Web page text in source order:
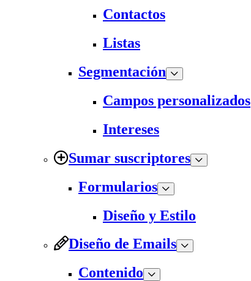
Contactos
Listas
Segmentación
Campos personalizados
Intereses
Sumar suscriptores
Formularios
Diseño y Estilo
Diseño de Emails
Contenido